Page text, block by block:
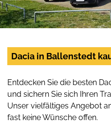
Dacia in Ballenstedt
Entdecken Sie die besten
und sichern Sie sich Ihren
Unser vielfältiges Angebot
fast keine Wünsche offen.